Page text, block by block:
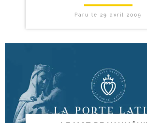
Paru le29 avril 2009